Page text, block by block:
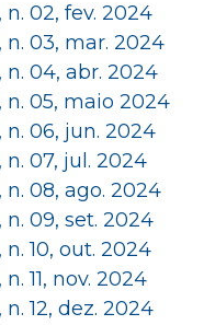
n. 02, fev. 2024
n. 03, mar. 2024
n. 04, abr. 2024
n. 05, maio 2024
n. 06, jun. 2024
n. 07, jul. 2024
n. 08, ago. 2024
n. 09, set. 2024
n. 10, out. 2024
n. 11, nov. 2024
n. 12, dez. 2024